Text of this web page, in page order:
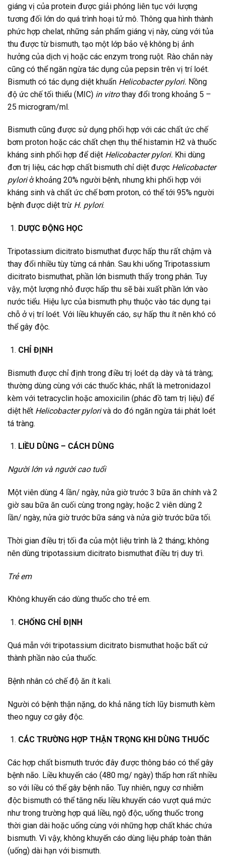
giáng vị của protein được giải phóng liên tục với lượng
tương đối lớn do quá trình hoại tử mô. Thông qua hình thành
phức hợp chelat, những sản phẩm giáng vị này, cùng với tủa
thu được từ bismuth, tạo một lớp bảo vệ không bị ảnh
hưởng của dịch vị hoặc các enzym trong ruột. Rào chắn này
cũng có thể ngăn ngừa tác dụng của pepsin trên vị trí loét.
Bismuth có tác dụng diệt khuẩn Helicobacter pylori. Nồng
độ ức chế tối thiểu (MIC) in vitrothay đổi trong khoảng 5 –
25 microgram/ml.
Bismuth cũng được sử dụng phối hợp với các chất ức chế
bơm proton hoặc các chất chẹn thụ thể histamin H2 và thuốc
kháng sinh phối hợp để diệt Helicobacter pylori. Khi dùng
đơn trị liệu, các hợp chất bismuth chỉ diệt được Helicobacter
pyloriở khoảng 20% người bệnh, nhưng khi phối hợp với
kháng sinh và chất ức chế bơm proton, có thể tới 95% người
bệnh được diệt trừ H. pylori.
DƯỢC ĐỘNG HỌC
Tripotassium dicitrato bismuthat được hấp thu rất chậm và
thay đổi nhiều tùy từng cá nhân. Sau khi uống Tripotassium
dicitrato bismuthat, phần lớn bismuth thấy trong phân. Tuy
vậy, một lượng nhỏ được hấp thu sẽ bài xuất phần lớn vào
nước tiểu. Hiệu lực của bismuth phụ thuộc vào tác dụng tại
chỗ ở vị trí loét. Với liều khuyến cáo, sự hấp thu ít nên khó có
thể gây độc.
CHỈ ĐỊNH
Bismuth được chỉ định trong điều trị loét dạ dày và tá tràng;
thường dùng cùng với các thuốc khác, nhất là metronidazol
kèm với tetracyclin hoặc amoxicilin (phác đồ tam trị liệu) để
diệt hết Helicobacter pylorivà do đó ngăn ngừa tái phát loét
tá tràng.
LIỀU DÙNG – CÁCH DÙNG
Người lớn và người cao tuổi
Một viên dùng 4 lần/ ngày, nửa giờ trước 3 bữa ăn chính và 2
giờ sau bữa ăn cuối cùng trong ngày; hoặc 2 viên dùng 2
lần/ ngày, nửa giờ trước bữa sáng và nửa giờ trước bữa tối.
Thời gian điều trị tối đa của một liệu trình là 2 tháng; không
nên dùng tripotassium dicitrato bismuthat điều trị duy trì.
Trẻ em
Không khuyến cáo dùng thuốc cho trẻ em.
CHỐNG CHỈ ĐỊNH
Quá mẫn với tripotassium dicitrato bismuthat hoặc bất cứ
thành phần nào của thuốc.
Bệnh nhân có chế độ ăn ít kali.
Người có bệnh thận nặng, do khả năng tích lũy bismuth kèm
theo nguy cơ gây độc.
CÁC TRƯỜNG HỢP THẬN TRỌNG KHI DÙNG THUỐC
Các hợp chất bismuth trước đây được thông báo có thể gây
bệnh não. Liều khuyến cáo (480 mg/ ngày) thấp hơn rất nhiều
so với liều có thể gây bệnh não. Tuy nhiên, nguy cơ nhiễm
độc bismuth có thể tăng nếu liều khuyến cáo vượt quá mức
như trong trường hợp quá liều, ngộ độc, uống thuốc trong
thời gian dài hoặc uống cùng với những hợp chất khác chứa
bismuth. Vì vậy, không khuyến cáo dùng liệu pháp toàn thân
(uống) dài hạn với bismuth.